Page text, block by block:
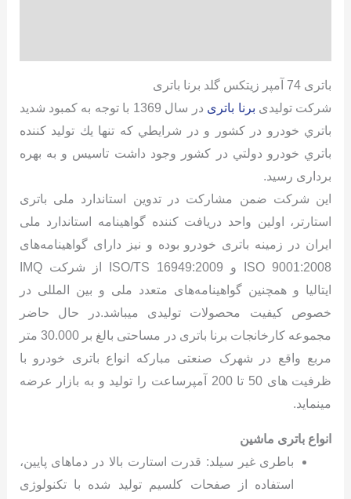
باتری 74 آمپر زیتکس گلد برنا باتری
شرکت تولیدی برنا باتری
در سال 1369 با توجه به كمبود شديد
باتري خودرو در كشور و در شرايطي كه تنها يك توليد كننده
باتري خودرو دولتي در كشور وجود داشت تاسیس و به بهره
برداری رسید.
این شرکت ضمن مشاركت در تدوين استاندارد ملی باتری
استارتر، اولين واحد دريافت كننده گواهينامه استاندارد ملی
ایران در زمینه باتری خودرو بوده و نیز دارای گواهینامه‌های
ISO 9001:2008 و ISO/TS 16949:2009 از شركت IMQ
ايتاليا و همچنین گواهينامه‌های متعدد ملی و بين المللی در
خصوص كيفيت محصولات تولیدی میباشد.در حال حاضر
مجموعه کارخانجات برنا باتری در مساحتی بالغ بر 30.000 متر
مربع واقع در شهرک صنعتی مبارکه انواع باتری خودرو با
ظرفیت های 50 تا 200 آمپرساعت را تولید و به بازار عرضه
مینماید.
انواع باتری ماشین
باطری غیر سیلد: قدرت استارت بالا در دماهای پایین،
استفاده از صفحات کلسیم تولید شده با تکنولوژی